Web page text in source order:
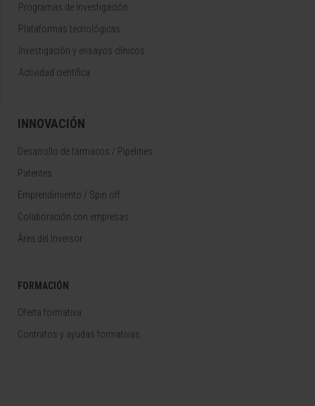
Programas de investigación
Plataformas tecnológicas
Investigación y ensayos clínicos
Actividad científica
INNOVACIÓN
Desarrollo de fármacos / Pipelines
Patentes
Emprendimiento / Spin off
Colaboración con empresas
Área del Inversor
FORMACIÓN
Oferta formativa
Contratos y ayudas formativas